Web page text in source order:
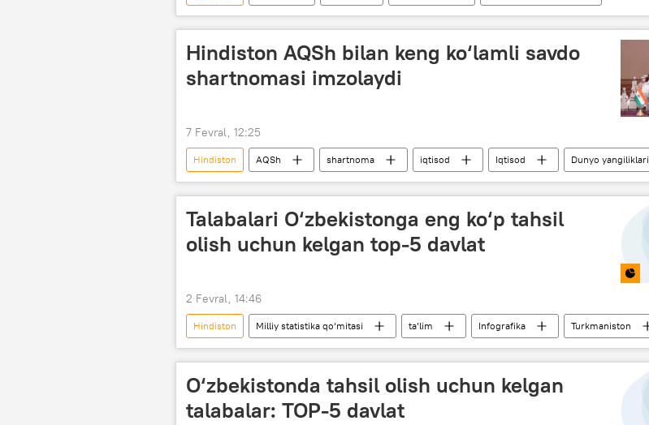
Dunyo yangiliklari
Hindiston AQSh bilan keng ko‘lamli savdo
shartnomasi imzolaydi
7 Fevral, 12:25
Hindiston AQSh shartnoma iqtisod Iqtisod Dunyo yangiliklari
Talabalari O‘zbekistonga eng ko‘p tahsil
olish uchun kelgan top-5 davlat
2 Fevral, 14:46
Hindiston Milliy statistika qo‘mitasi ta’lim Infografika Turkmaniston
O‘zbekistonda tahsil olish uchun kelgan
talabalar: TOP-5 davlat